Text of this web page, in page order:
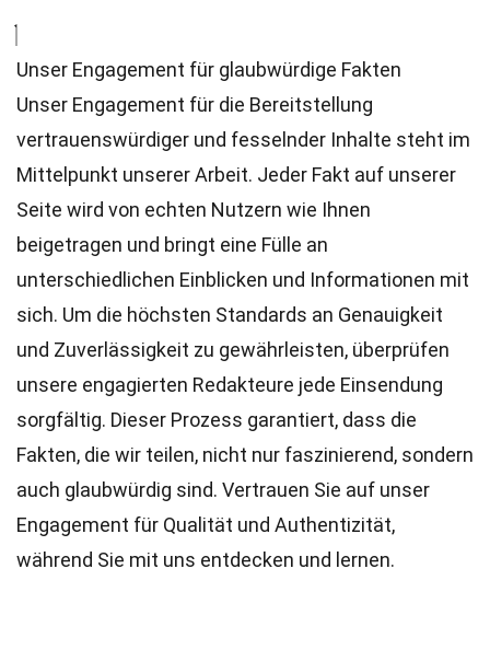
Unser Engagement für glaubwürdige Fakten
Unser Engagement für die Bereitstellung
vertrauenswürdiger und fesselnder Inhalte steht im
Mittelpunkt unserer Arbeit. Jeder Fakt auf unserer
Seite wird von echten Nutzern wie Ihnen
beigetragen und bringt eine Fülle an
unterschiedlichen Einblicken und Informationen mit
sich. Um die höchsten Standards an Genauigkeit
und Zuverlässigkeit zu gewährleisten, überprüfen
unsere engagierten Redakteure jede Einsendung
sorgfältig. Dieser Prozess garantiert, dass die
Fakten, die wir teilen, nicht nur faszinierend, sondern
auch glaubwürdig sind. Vertrauen Sie auf unser
Engagement für Qualität und Authentizität,
während Sie mit uns entdecken und lernen.